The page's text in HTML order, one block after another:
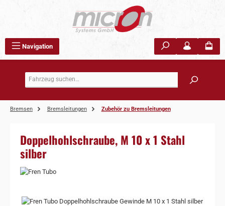
Navigation
Bremsen Bremsleitungen Zubehör zu Bremsleitungen
Doppelhohlschraube, M 10 x 1 Stahl
silber
Bildergalerie überspringen